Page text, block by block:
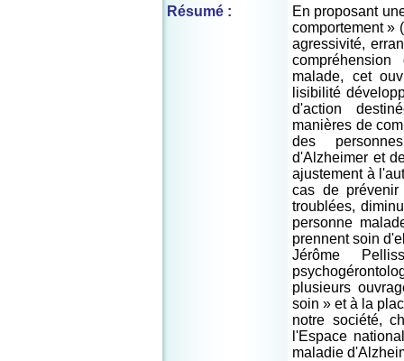
Résumé :
En proposant
comportement »
agressivité,
malade, cet
lisibilité
d'action
manières de
des
d'Alzheimer et
ajustement à
cas de
troublées,
personne
prennent soin
Jérôme
plusieurs
soin » et à la
notre société,
l'Espace
maladie